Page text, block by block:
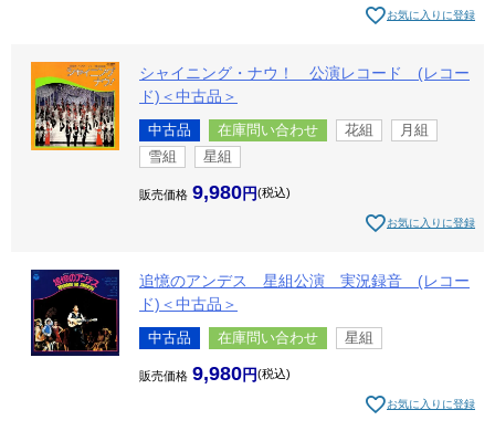
お気に入りに登録
シャイニング・ナウ！ 公演レコード (レコー
ド)＜中古品＞
中古品 在庫問い合わせ 花組
月組
雪組
星組
販売価格 9,980 税込
お気に入りに登録
追憶のアンデス 星組公演 実況録音 (レコー
ド)＜中古品＞
中古品 在庫問い合わせ 星組
販売価格 9,980 税込
お気に入りに登録